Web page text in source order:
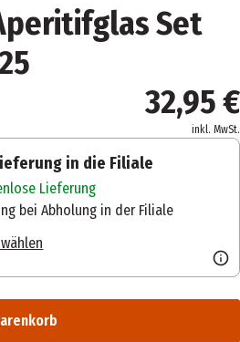
Set
32,95 €
inkl. MwSt.
in die Filiale
Lieferung
bei Abholung in der Filiale